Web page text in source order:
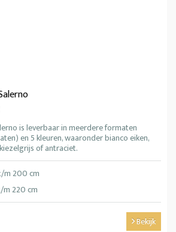
is leverbaar in meerdere formaten
en 5 kleuren, waaronder bianco eiken,
of antraciet.
m 200 cm
m 220 cm
Bekijk